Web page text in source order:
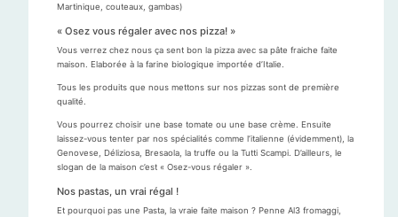
Martinique, couteaux, gambas)
« Osez vous régaler avec nos pizza! »
Vous verrez chez nous ça sent bon la pizza avec sa pâte fraiche faite
maison. Elaborée à la farine biologique importée d’Italie.
Tous les produits que nous mettons sur nos pizzas sont de première
qualité.
Vous pourrez choisir une base tomate ou une base crème. Ensuite
laissez-vous tenter par nos spécialités comme l’italienne (évidemment), la
Genovese, Déliziosa, Bresaola, la truffe ou la Tutti Scampi. D’ailleurs, le
slogan de la maison c’est « Osez-vous régaler ».
Nos pastas, un vrai régal !
Et pourquoi pas une Pasta, la vraie faite maison ? Penne Al3 fromaggi,